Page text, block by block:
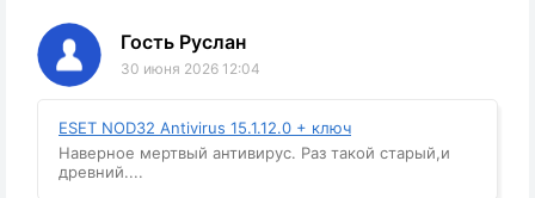
Гость Руслан
30 июня 2026 12:04
ESET NOD32 Antivirus 15.1.12.0 + ключ
Наверное мертвый антивирус. Раз такой старый,и
древний....